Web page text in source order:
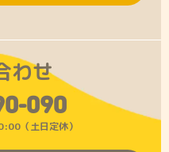
わせ
090
（土日定休）